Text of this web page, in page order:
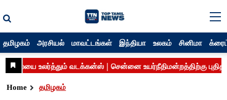
தமிழகம் அரசியல் மாவட்டங்கள் இந்தியா உலகம் சினிமா
Home தமிழகம்